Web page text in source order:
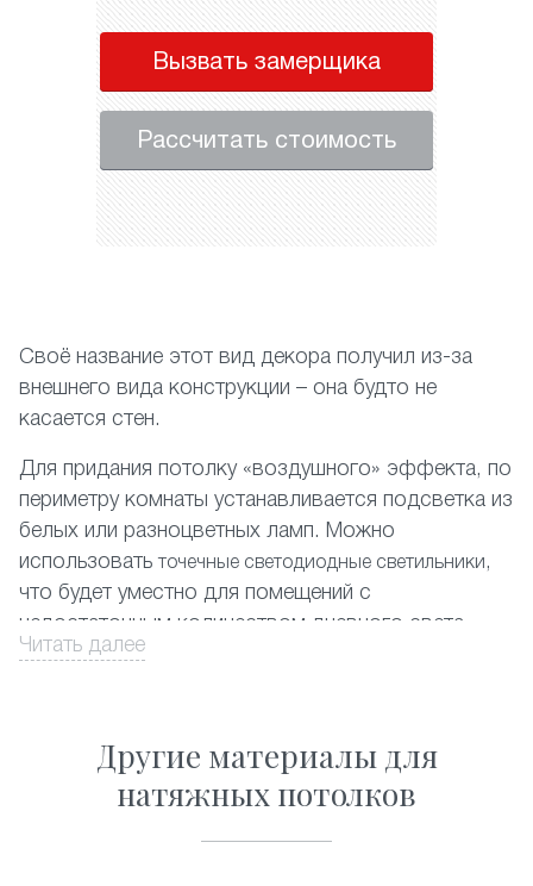
Вызвать замерщика
Рассчитать стоимость
Своё название этот вид декора получил из-за
внешнего вида конструкции – она будто не
касается стен.
Для придания потолку «воздушного» эффекта, по
периметру комнаты устанавливается подсветка из
белых или разноцветных ламп. Можно
использоватьточечные светодиодные светильники ,
что будет уместно для помещений с
недостаточным количеством дневного света.
Оформите заказ на сайте со скидкой, и мы в
кратчайшие сроки обустроим вашу квартиру в
Читать далее
Другие материалы для
натяжных потолков